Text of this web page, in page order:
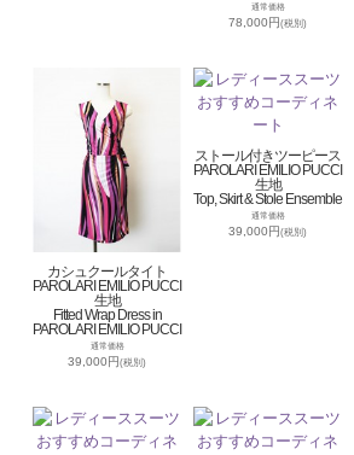
通常価格
78,000円(税別)
カシュクールタイト
PAROLARI EMILIO PUCCI
生地
Fitted Wrap Dress in
PAROLARI EMILIO PUCCI
通常価格
39,000円(税別)
ストール付きツーピース
PAROLARI EMILIO PUCCI
生地
Top, Skirt & Stole Ensemble
通常価格
39,000円(税別)